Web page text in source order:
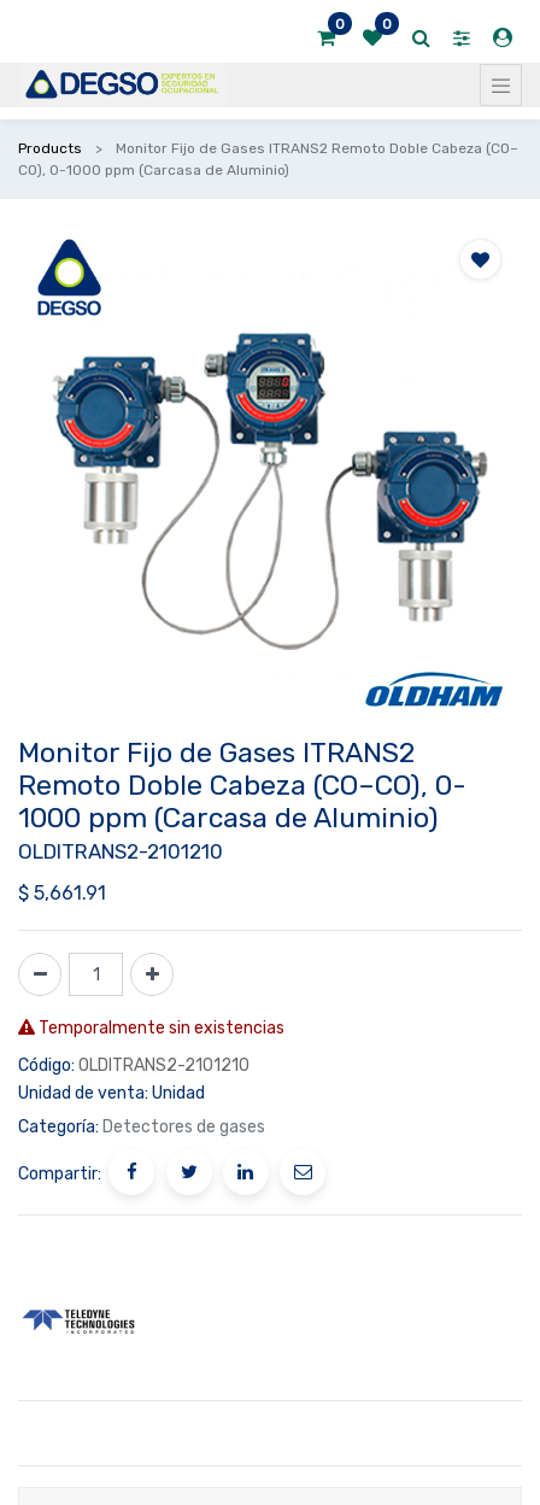
0 0
Products
Monitor Fijo de Gases ITRANS2 Remoto Doble Cabeza (CO–
CO), 0-1000 ppm (Carcasa de Aluminio)
Monitor Fijo de Gases ITRANS2
Remoto Doble Cabeza (CO–CO), 0-
1000 ppm (Carcasa de Aluminio)
OLDITRANS2-2101210
$ 5,661.91
Temporalmente sin existencias
Código: OLDITRANS2-2101210
Unidad de venta: Unidad
Categoría: Detectores de gases
Compartir: